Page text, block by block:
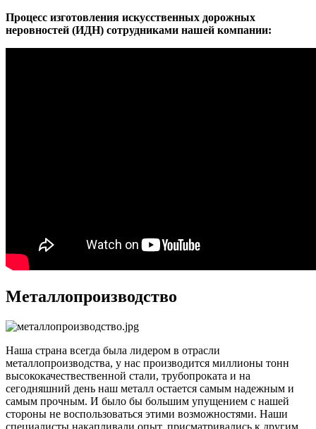
Процесс изготовления искусственных дорожных
неровностей (ИДН) сотрудниками нашей компании:
Металлопроизводство
Наша страна всегда была лидером в отрасли
металлопроизводства, у нас производится миллионы тонн
высококачествественной стали, трубопроката и на
сегодняшний день наш металл остается самым надежным и
самым прочным. И было бы большим упущением с нашей
стороны не воспользоваться этими возможностями. Наши
специалисты накапливали опыт, присматривались к другим